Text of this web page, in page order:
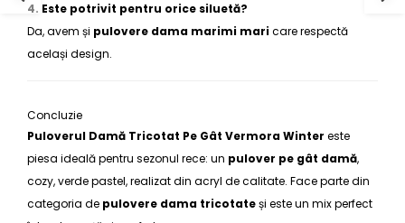
4. Este potrivit pentru orice siluetă?
Da, avem și pulovere dama marimi maricare respectă
același design.
Concluzie
Puloverul Damă Tricotat Pe Gât Vermora Winter este
piesa ideală pentru sezonul rece: un pulover pe gât damă,
cozy, verde pastel, realizat din acryl de calitate. Face parte din
categoria de pulovere dama tricotateși este un mix perfect